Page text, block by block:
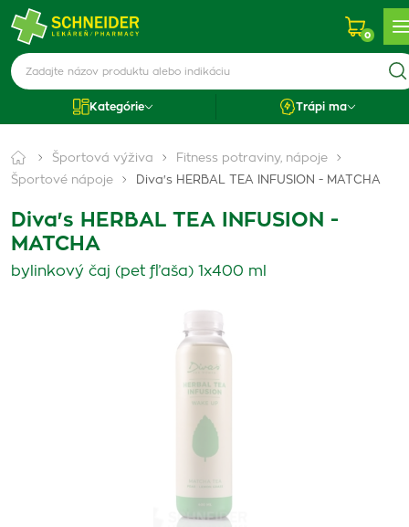
0
Kategórie Trápi ma
Športová výživa
Fitness potraviny, nápoje
Športové nápoje
Diva's HERBAL TEA INFUSION - MATCHA
Diva's HERBAL TEA INFUSION -
MATCHA
bylinkový čaj (pet fľaša) 1x400 ml